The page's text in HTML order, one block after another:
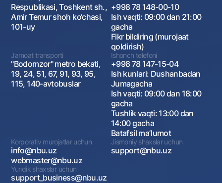
Respublikasi, Toshkent sh.,
Amir Temur shoh ko‘chasi,
101-uy
+998 78 148-00-10
Ish vaqti: 09:00 dan 21:00
gacha
Fikr bildiring (murojaat
qoldirish)
Jamoat transporti
"Bodomzor" metro bekati,
19, 24, 51, 67, 91, 93, 95,
115, 140-avtobuslar
Ishonch telefoni
+998 78 147-15-04
Ish kunlari: Dushanbadan
Jumagacha
Ish vaqti: 09:00 dan 18:00
gacha
Tushlik vaqti: 13:00 dan
14:00 gacha
Batafsil maʼlumot
Korporativ murojatlar uchun
info@nbu.uz
webmaster@nbu.uz
Jismoniy shaxslar uchun
support@nbu.uz
Yuridik shaxslar uchun
support_business@nbu.uz